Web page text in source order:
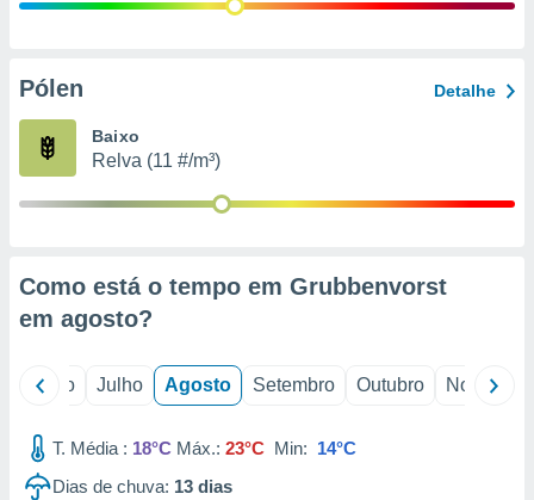
e
de
Pólen Detalhe
Baixo
Relva (11 #/m³)
Como está o tempo em Grubbenvorst
em agosto?
Junho Julho Agosto Setembro Outubro Novembro
T. Média : 18°C Máx.: 23°C Min: 14°C
Dias de chuva: 13 dias